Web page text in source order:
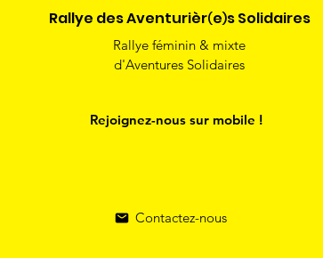
Rallye des Aventurièr(e)s Solidaires
Rallye féminin & mixte
d'Aventures Solidaires
Rejoignez-nous sur mobile !
Contactez-nous